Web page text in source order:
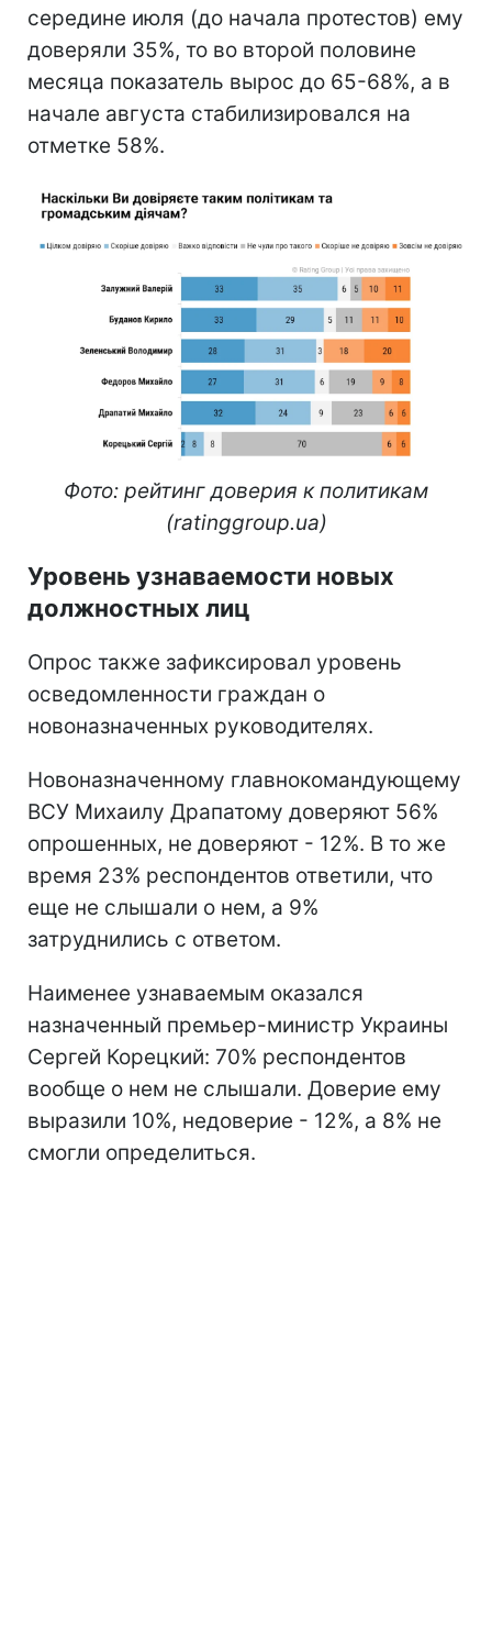
середине июля (до начала протестов) ему
доверяли 35%, то во второй половине
месяца показатель вырос до 65-68%, а в
начале августа стабилизировался на
отметке 58%.
Фото: рейтинг доверия к политикам
(ratinggroup.ua)
Уровень узнаваемости новых
должностных лиц
Опрос также зафиксировал уровень
осведомленности граждан о
новоназначенных руководителях.
Новоназначенному главнокомандующему
ВСУ Михаилу Драпатому доверяют 56%
опрошенных, не доверяют - 12%. В то же
время 23% респондентов ответили, что
еще не слышали о нем, а 9%
затруднились с ответом.
Наименее узнаваемым оказался
назначенный премьер-министр Украины
Сергей Корецкий: 70% респондентов
вообще о нем не слышали. Доверие ему
выразили 10%, недоверие - 12%, а 8% не
смогли определиться.